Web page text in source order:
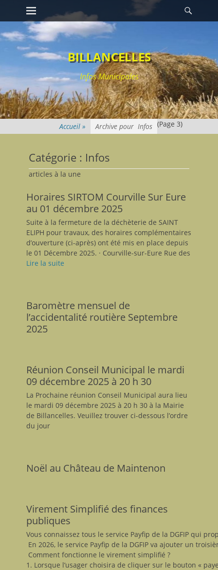
Passer
au
contenu
Premier menu
BILLANCELLES
Infos Municipales
Archive pour Infos (Page 3)
Catégorie : Infos
articles à la une
Horaires SIRTOM Courville Sur Eure
au 01 décembre 2025
Suite à la fermeture de la déchèterie de SAINT
ELIPH pour travaux, des horaires complémentaires
d’ouverture (ci-après) ont été mis en place depuis
le 01 Décembre 2025. · Courville-sur-Eure Rue des
Lire la suite
Baromètre mensuel de
l’accidentalité routière Septembre
2025
Réunion Conseil Municipal le mardi
09 décembre 2025 à 20 h 30
La Prochaine réunion Conseil Municipal aura lieu
le mardi 09 décembre 2025 à 20 h 30 à la Mairie
de Billancelles. Veuillez trouver ci-dessous l’ordre
du jour
Noël au Château de Maintenon
Virement Simplifié des finances
publiques
Vous connaissez tous le service Payfip de la DGFIP qui
En 2026, le service Payfip de la DGFIP va ajouter un
Comment fonctionne le virement simplifié ?
1. Lorsque l’usager choisira de cliquer sur le bouton «